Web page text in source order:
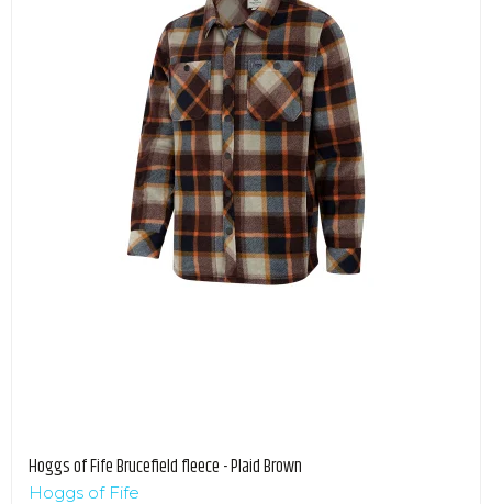
Hoggs of Fife Brucefield fleece - Plaid Brown
Hoggs of Fife